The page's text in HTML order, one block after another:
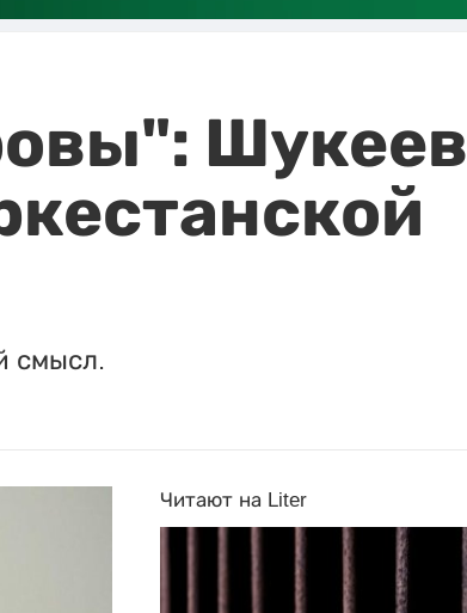
Шукеев
смысл.
Читают на Liter